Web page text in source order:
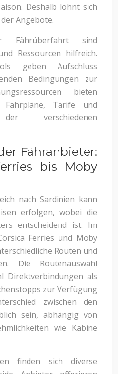
Deshalb lohnt sich
Angebote.
sind
Ressourcen hilfreich.
geben Aufschluss
Bedingungen zur
bieten
Tarife und
verschiedenen
Fähranbieter:
bis Moby
nach Sardinien kann
erfolgen, wobei die
entscheidend ist. Im
Ferries und Moby
Routen und
Die Routenauswahl
Direktverbindungen als
zur Verfügung
zwischen den
sein, abhängig von
wie Kabine
finden sich diverse